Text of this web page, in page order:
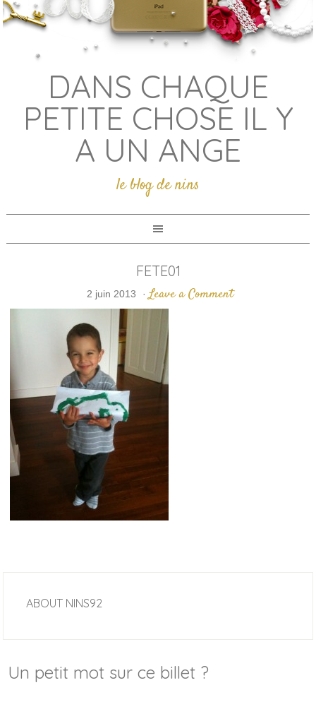
DANS CHAQUE
PETITE CHOSE IL Y
A UN ANGE
le blog de nins
FETE01
2 juin 2013 · Leave a Comment
ABOUT NINS92
Un petit mot sur ce billet ?